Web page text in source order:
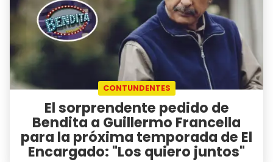
CONTUNDENTES
El sorprendente pedido de
Bendita a Guillermo Francella
para la próxima temporada de El
Encargado: "Los quiero juntos"